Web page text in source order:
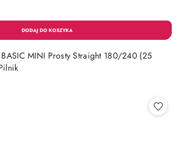
MINI Prosty Straight 180/240 (25